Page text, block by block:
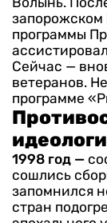
запорожском
программы
Сейчас —
ветеранов.
программе
1998 год —
сошлись
запомнился
стран